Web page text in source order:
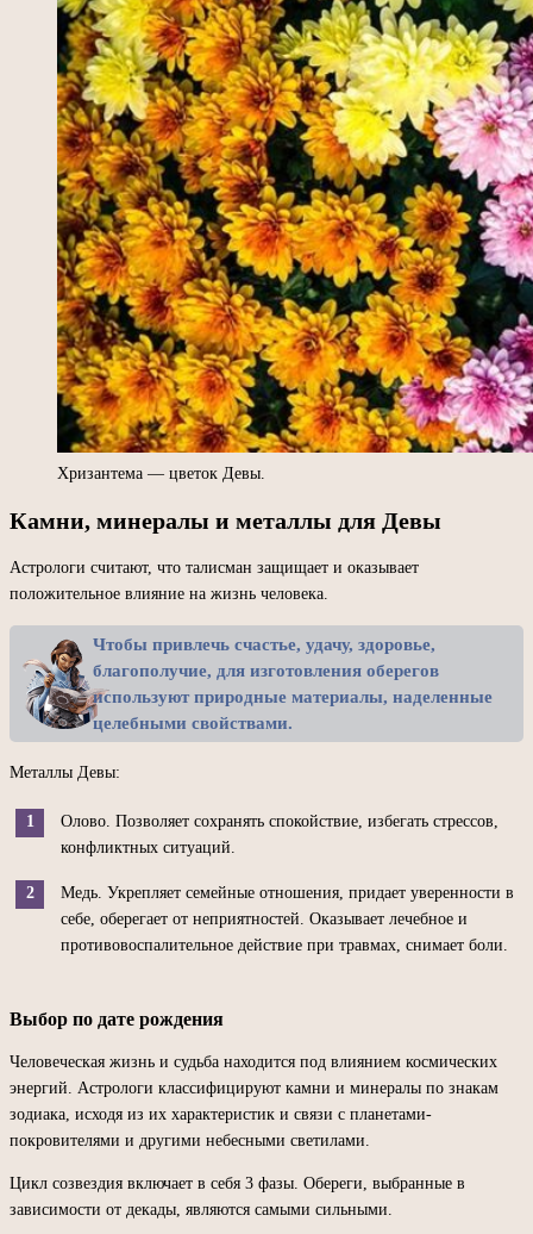
Хризантема — цветок Девы.
Камни, минералы и металлы для Девы
Астрологи считают, что талисман защищает и оказывает
положительное влияние на жизнь человека.
Чтобы привлечь счастье, удачу, здоровье,
благополучие, для изготовления оберегов
используют природные материалы, наделенные
целебными свойствами.
Металлы Девы:
Олово. Позволяет сохранять спокойствие, избегать стрессов,
конфликтных ситуаций.
Медь. Укрепляет семейные отношения, придает уверенности в
себе, оберегает от неприятностей. Оказывает лечебное и
противовоспалительное действие при травмах, снимает боли.
Выбор по дате рождения
Человеческая жизнь и судьба находится под влиянием космических
энергий. Астрологи классифицируют камни и минералы по знакам
зодиака, исходя из их характеристик и связи с планетами-
покровителями и другими небесными светилами.
Цикл созвездия включает в себя 3 фазы. Обереги, выбранные в
зависимости от декады, являются самыми сильными.